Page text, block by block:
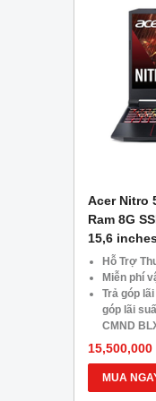
Acer Nitro
Ram 8G
15,6
Hỗ Trợ
Miễn phí
Trả góp
góp lãi
CMND
Giảm
Giảm giá
xa, HSSV
Giá
15,500,000
MUA